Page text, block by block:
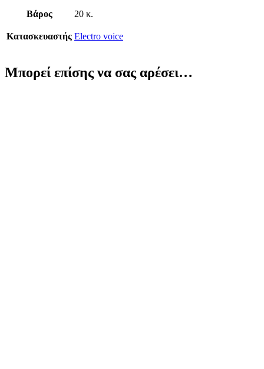
Βάρος 20 κ.
Κατασκευαστής Electro voice
Μπορεί επίσης να σας αρέσει…